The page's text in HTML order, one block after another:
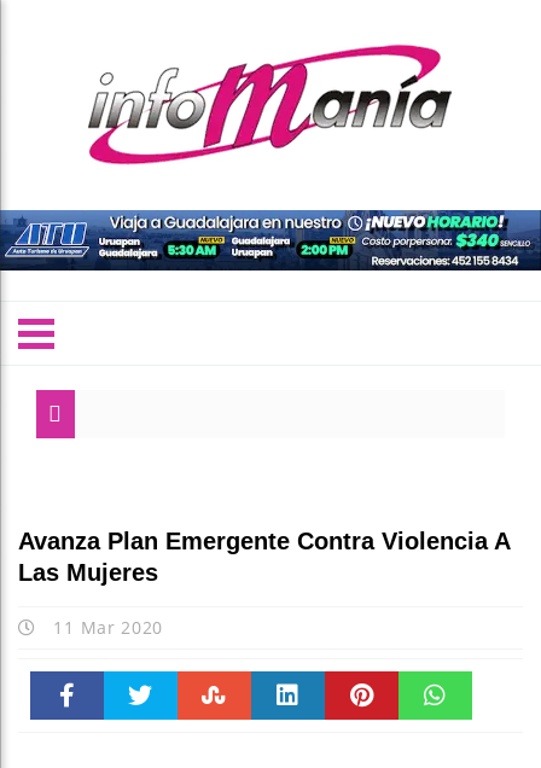
Avanza Plan Emergente Contra Violencia A
Las Mujeres
11 Mar 2020